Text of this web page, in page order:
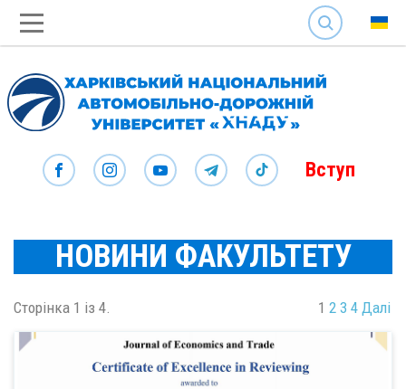
SEARCH
Вступ
НОВИНИ ФАКУЛЬТЕТУ
Сторінка 1 із 4. 1 2 3 4 Далі